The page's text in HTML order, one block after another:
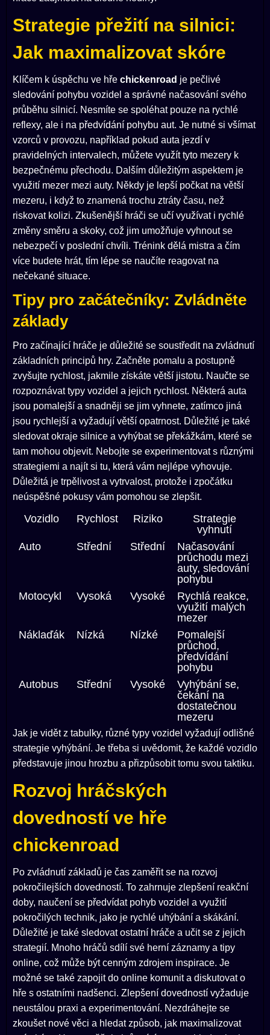
Strategie přežití na silnici:
Jak maximalizovat skóre
Klíčem k úspěchu ve hře chickenroad je pečlivé
sledování pohybu vozidel a správné načasování svého
průběhu silnicí. Nesmíte se spoléhat pouze na rychlé
reflexy, ale i na předvídání pohybu aut. Je nutné si všímat
vzorců v provozu, například pokud auta jezdí v
pravidelných intervalech, můžete využít tyto mezery k
bezpečnému přechodu. Dalším důležitým aspektem je
využití mezer mezi auty. Někdy je lepší počkat na větší
mezeru, i když to znamená trochu ztráty času, než
riskovat kolizi. Zkušenější hráči se učí využívat i rychlé
změny směru a skoky, což jim umožňuje vyhnout se
nebezpečí v poslední chvíli. Trénink dělá mistra a čím
více budete hrát, tím lépe se naučíte reagovat na
nečekané situace.
Tipy pro začátečníky: Zvládněte
základy
Pro začínající hráče je důležité se soustředit na zvládnutí
základních principů hry. Začněte pomalu a postupně
zvyšujte rychlost, jakmile získáte větší jistotu. Naučte se
rozpoznávat typy vozidel a jejich rychlost. Některá auta
jsou pomalejší a snadněji se jim vyhnete, zatímco jiná
jsou rychlejší a vyžadují větší opatrnost. Důležité je také
sledovat okraje silnice a vyhýbat se překážkám, které se
tam mohou objevit. Nebojte se experimentovat s různými
strategiemi a najít si tu, která vám nejlépe vyhovuje.
Důležitá je trpělivost a vytrvalost, protože i zpočátku
neúspěšné pokusy vám pomohou se zlepšit.
Vozidlo Rychlost Riziko
Strategie
vyhnutí
Auto
Střední Střední
Načasování
průchodu mezi
auty, sledování
pohybu
Motocykl
Vysoká Vysoké
Rychlá reakce,
využití malých
mezer
Náklaďák
Nízká Nízké
Pomalejší
průchod,
předvídání
pohybu
Autobus
Střední Vysoké
Vyhýbání se,
čekání na
dostatečnou
mezeru
Jak je vidět z tabulky, různé typy vozidel vyžadují odlišné
strategie vyhýbání. Je třeba si uvědomit, že každé vozidlo
představuje jinou hrozbu a přizpůsobit tomu svou taktiku.
Rozvoj hráčských
dovedností ve hře
chickenroad
Po zvládnutí základů je čas zaměřit se na rozvoj
pokročilejších dovedností. To zahrnuje zlepšení reakční
doby, naučení se předvídat pohyb vozidel a využití
pokročilých technik, jako je rychlé uhýbání a skákání.
Důležité je také sledovat ostatní hráče a učit se z jejich
strategií. Mnoho hráčů sdílí své herní záznamy a tipy
online, což může být cenným zdrojem inspirace. Je
možné se také zapojit do online komunit a diskutovat o
hře s ostatními nadšenci. Zlepšení dovedností vyžaduje
neustálou praxi a experimentování. Nezdráhejte se
zkoušet nové věci a hledat způsob, jak maximalizovat